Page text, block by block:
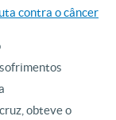
contra o câncer
obteve o